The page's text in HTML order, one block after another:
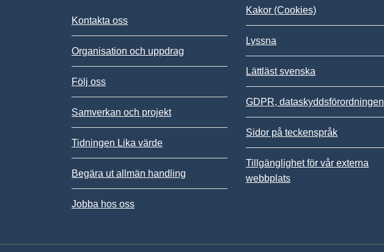
Kontakta oss
Organisation och uppdrag
Följ oss
Samverkan och projekt
Tidningen Lika värde
Begära ut allmän handling
Jobba hos oss
Kakor (Cookies)
Lyssna
Lättläst svenska
GDPR, dataskyddsförordningen
Sidor på teckenspråk
Tillgänglighet för vår externa
webbplats